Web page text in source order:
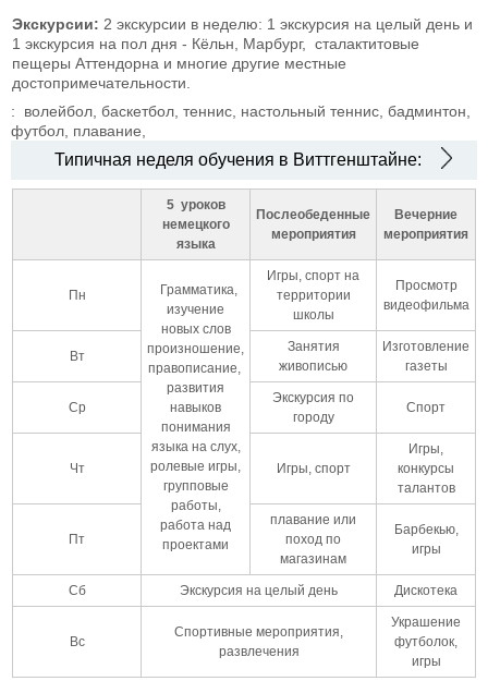
Экскурсии: 2 экскурсии в неделю: 1 экскурсия на целый день и
1 экскурсия на пол дня - Кёльн, Марбург, сталактитовые
пещеры Аттендорна и многие другие местные
достопримечательности.
:
волейбол, баскетбол, теннис, настольный теннис, бадминтон,
футбол, плавание,
Типичная неделя обучения в Виттгенштайне:
5 уроков
немецкого
языка
Послеобеденные
мероприятия
Вечерние
мероприятия
Пн
Грамматика,
изучение
новых слов
произношение,
правописание,
развития
навыков
понимания
языка на слух,
ролевые игры,
групповые
работы,
работа над
проектами
Игры, спорт на
территории
школы
Просмотр
видеофильма
Вт
Занятия
живописью
Изготовление
газеты
Ср
Экскурсия по
городу
Спорт
Чт Игры, спорт
Игры,
конкурсы
талантов
Пт
плавание или
поход по
магазинам
Барбекью,
игры
Сб Экскурсия на целый день Дискотека
Вс
Спортивные мероприятия,
развлечения
Украшение
футболок,
игры